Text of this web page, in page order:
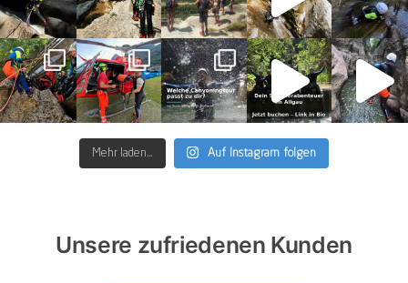
Mehr laden… Auf Instagram folgen
Unsere zufriedenen Kunden